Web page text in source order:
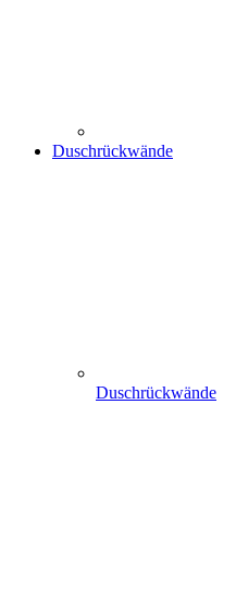
Duschrückwände
Duschrückwände